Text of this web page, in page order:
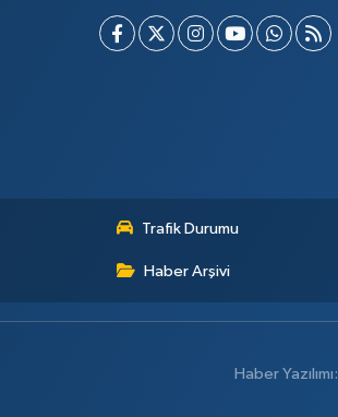
Trafik Durumu
Haber Arşivi
Haber Yazılımı: